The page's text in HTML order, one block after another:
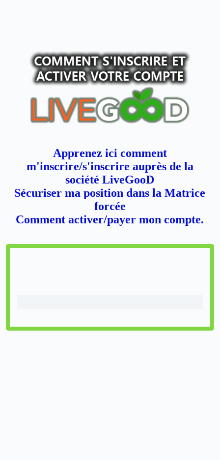
Apprenez ici comment
m'inscrire/s'inscrire auprès de la
société LiveGooD
Sécuriser ma position dans la Matrice
forcée
Comment activer/payer mon compte.